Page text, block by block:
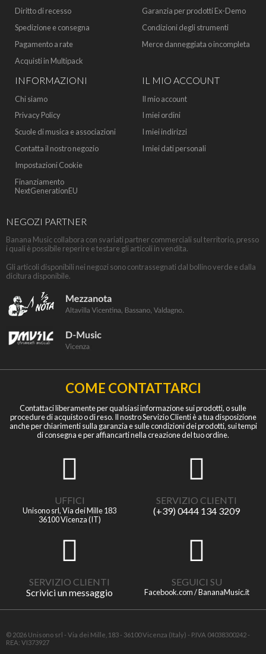
Diritto di recesso
Spedizione e consegna
Pagamento a rate
Acquisti in Multipack
Garanzia per prodotti Ex-Demo
Condizioni degli strumenti
Merce danneggiata o incompleta
INFORMAZIONI
Chi siamo
Privacy Policy
Scuole di musica e associazioni
Contatta il nostro negozio
Impostazioni Cookie
Finanziamento
NextGenerationEU
IL MIO ACCOUNT
Il mio account
I miei ordini
I miei indirizzi
I miei dati personali
NEGOZI PARTNER
Banana Music collabora con svariati partner commerciali sul territorio, presso
i quali è possibile reperire e testare gli articoli in vendita.
Gli articoli disponibili nei negozi sono contrassegnati dal bollino verde e dalla
dicitura disponibile.
COME CONTATTARCI
Contattaci liberamente per qualsiasi informazione sui prodotti, o sulle
procedure di acquisto o di reso. Il nostro Servizio Clienti è a tua disposizione
anche per chiarimenti sulla garanzia e sulle condizioni dei prodotti, sui tempi
di consegna e per affiancarti nella creazione del tuo ordine.
UFFICI
Unisono srl, Via dei Mille 183
36100 Vicenza (IT)
SERVIZIO CLIENTI
(+39) 0444 134 3209
SERVIZIO CLIENTI
Scrivici un messaggio
SEGUICI SU
Facebook.com / BananaMusic.it
© 2026 Unisono srl - Via dei Mille, 183 - 36100 Vicenza (Italy) - P.IVA 04038300242 -
REA: VI373927